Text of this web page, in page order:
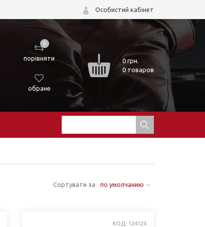
Особистий кабінет
0
порівняти
обране
0грн.
0 товаров
Сортувати за по умолчанию
КОД: 124124